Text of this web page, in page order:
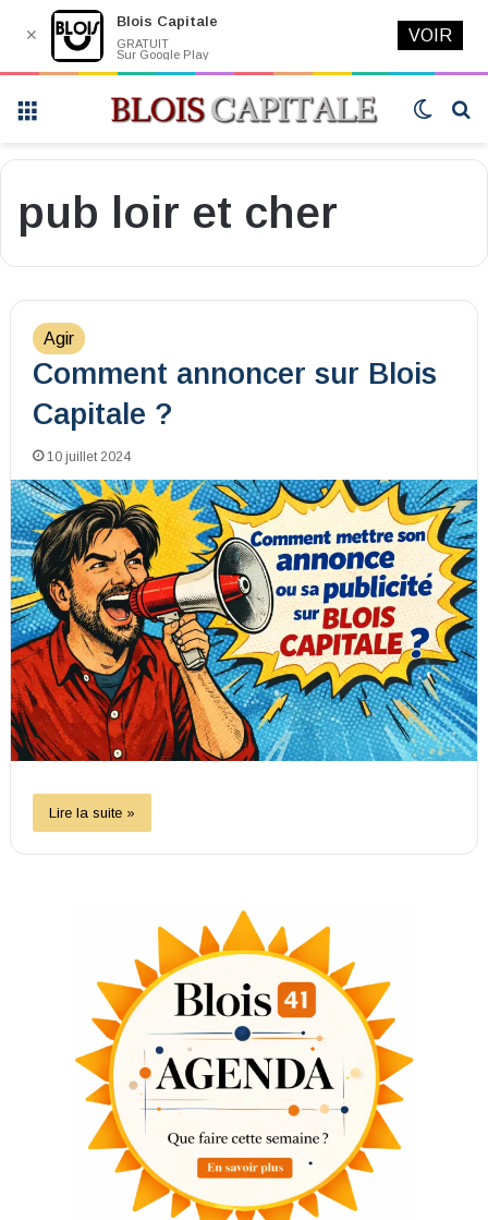
Switch
pub loir et cher
Agir
Comment annoncer sur Blois
Capitale ?
10 juillet 2024
Lire la suite »
✕
Blois Capitale
GRATUIT
Sur Google Play
VOIR